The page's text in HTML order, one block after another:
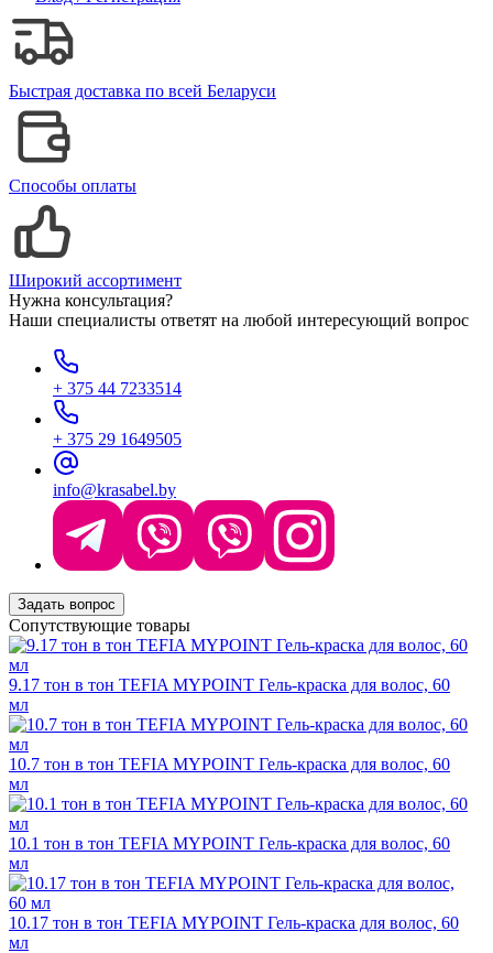
Быстрая доставка по всей Беларуси
Способы оплаты
Широкий ассортимент
Нужна консультация?
Наши специалисты ответят на любой интересующий вопрос
+ 375 44 7233514
+ 375 29 1649505
info@krasabel.by
Задать вопрос
Сопутствующие товары
9.17 тон в тон TEFIA MYPOINT Гель-краска для волос, 60
мл
10.7 тон в тон TEFIA MYPOINT Гель-краска для волос, 60
мл
10.1 тон в тон TEFIA MYPOINT Гель-краска для волос, 60
мл
10.17 тон в тон TEFIA MYPOINT Гель-краска для волос, 60
мл